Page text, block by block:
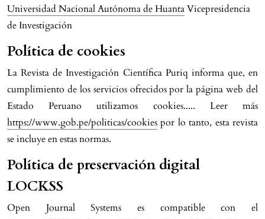
Universidad Nacional Autónoma de HuantaVicepresidencia
de Investigación
Política de cookies
La Revista de Investigación Científica Puriq informa que, en
cumplimiento de los servicios ofrecidos por la página web del
Estado Peruano utilizamos cookies..... Leer más
https://www.gob.pe/politicas/cookies por lo tanto, esta revista
se incluye en estas normas.
Política de preservación digital
LOCKSS
Open Journal Systems es compatible con el